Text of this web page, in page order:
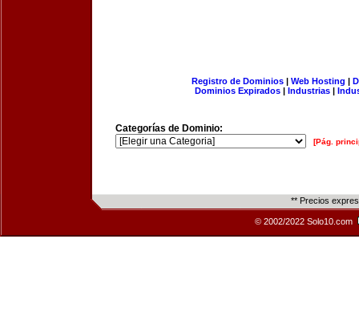
Registro de Dominios| Web Hosting |
Dominios Expirados | Industrias |
Categorías de Dominio:
[Pág.
** Precios
© 2002/2022 Solo10.com